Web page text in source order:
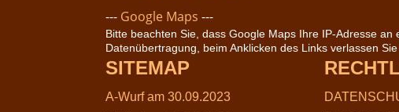
--- Google Maps ---
Bitte beachten Sie, dass Google Maps Ihre IP-Adresse
Datenübertragung, beim Anklicken des Links verlassen
SITEMAP
A-Wurf am 30.09.2023